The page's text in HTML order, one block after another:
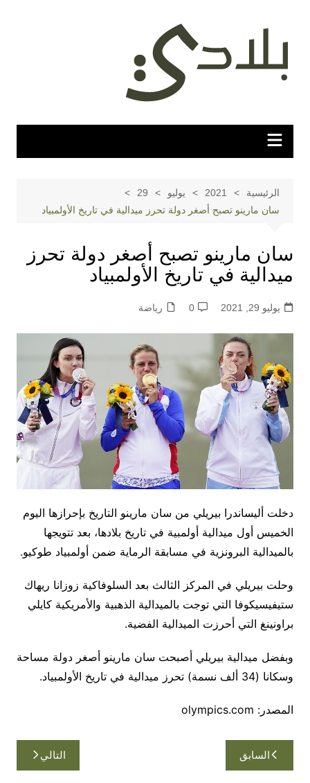
المحتوى
الرئيسية 2021 يوليو
29
سان مارينو تصبح أصغر دولة تحرز ميدالية في تاريخ الأولمبياد
سان مارينو تصبح أصغر دولة تحرز
ميدالية في تاريخ الأولمبياد
يوليو 29, 2021 0 رياضة
دخلت أليساندرا بيريلي من سان مارينو التاريخ بإحرازها اليوم
الخميس أول ميدالية أولمبية في تاريخ بلادها، بعد تتويجها
بالميدالية البرونزية في مسابقة الرماية ضمن أولمبياد طوكيو.
وحلت بيريلي في المركز الثالث بعد السلوفاكية زوزانا ريهاك
ستيفيسيكوفا التي توجت بالميدالية الذهبية والأمريكية كايلي
براونينغ التي أحرزت الميدالية الفضية.
وبفضل ميدالية بيريلي أصبحت سان مارينو أصغر دولة مساحة
وسكانا (34 ألف نسمة) تحرز ميدالية في تاريخ الأولمبياد.
المصدر: olympics.com
تصفّح
المقالات
السابق التالي